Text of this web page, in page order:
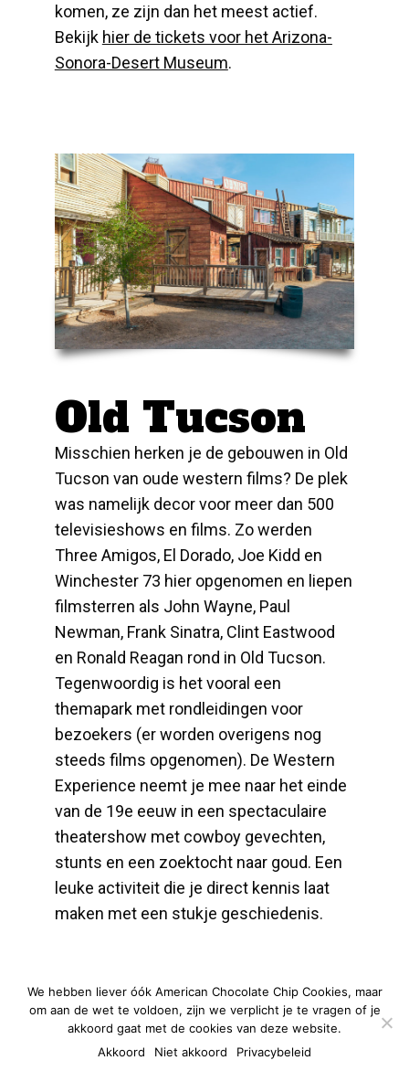
komen, ze zijn dan het meest actief.
Bekijk hier de tickets voor het Arizona-
Sonora-Desert Museum.
Old Tucson
Misschien herken je de gebouwen in Old
Tucson van oude western films? De plek
was namelijk decor voor meer dan 500
televisieshows en films. Zo werden
Three Amigos, El Dorado, Joe Kidd en
Winchester 73 hier opgenomen en liepen
filmsterren als John Wayne, Paul
Newman, Frank Sinatra, Clint Eastwood
en Ronald Reagan rond in Old Tucson.
Tegenwoordig is het vooral een
themapark met rondleidingen voor
bezoekers (er worden overigens nog
steeds films opgenomen). De Western
Experience neemt je mee naar het einde
van de 19e eeuw in een spectaculaire
theatershow met cowboy gevechten,
stunts en een zoektocht naar goud. Een
leuke activiteit die je direct kennis laat
maken met een stukje geschiedenis.
We hebben liever óók American Chocolate Chip Cookies, maar
om aan de wet te voldoen, zijn we verplicht je te vragen of je
akkoord gaat met de cookies van deze website.
Akkoord
Niet akkoord Privacybeleid